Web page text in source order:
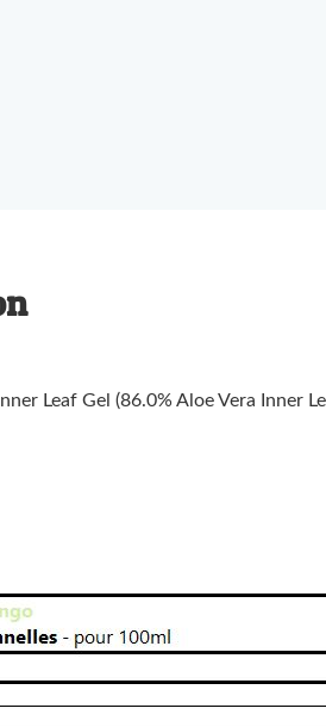
Leaf Gel (86.0% Aloe Vera